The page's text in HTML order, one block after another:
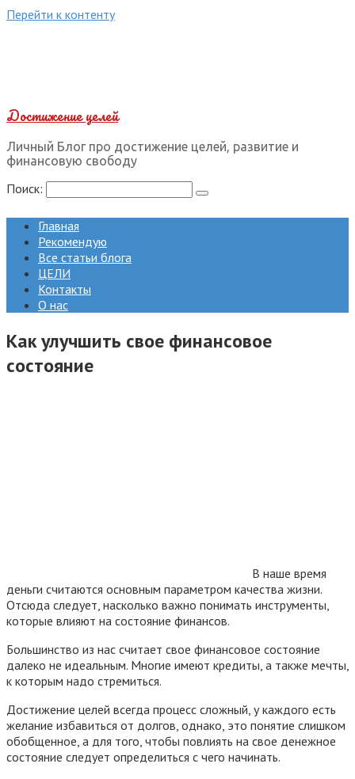
Перейти к контенту
Достижение целей
Личный Блог про достижение целей, развитие и
финансовую свободу
Поиск:
Главная
Рекомендую
Все статьи блога
ЦЕЛИ
Контакты
О нас
Как улучшить свое финансовое
состояние
В наше время
деньги считаются основным параметром качества жизни.
Отсюда следует, насколько важно понимать инструменты,
которые влияют на состояние финансов.
Большинство из нас считает свое финансовое состояние
далеко не идеальным. Многие имеют кредиты, а также мечты,
к которым надо стремиться.
Достижение целей всегда процесс сложный, у каждого есть
желание избавиться от долгов, однако, это понятие слишком
обобщенное, а для того, чтобы повлиять на свое денежное
состояние следует определиться с чего начинать.